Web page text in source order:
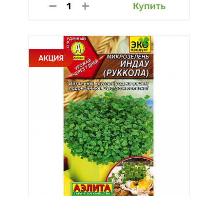
Купить
АКЦИЯ